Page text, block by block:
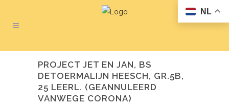
PROJECT JET EN JAN, BS
DETOERMALIJN HEESCH, GR.5B,
25 LEERL. (GEANNULEERD
VANWEGE CORONA)
NL